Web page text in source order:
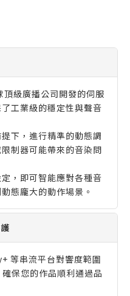
級廣播公司開發的伺服
工業級的穩定性與聲音
下，進行精準的動態調
制器可能帶來的音染問
，即可智能應對各種音
態龐大的動作場景。
等串流平台對響度範圍
保您的作品順利通過品